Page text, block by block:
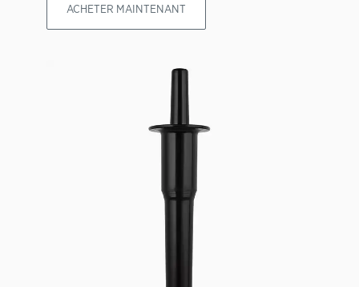
ACHETER MAINTENANT